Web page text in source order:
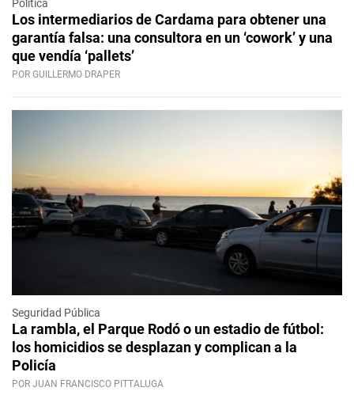
Política
Los intermediarios de Cardama para obtener una
garantía falsa: una consultora en un ‘cowork’ y una
que vendía ‘pallets’
POR GUILLERMO DRAPER
Seguridad Pública
La rambla, el Parque Rodó o un estadio de fútbol:
los homicidios se desplazan y complican a la
Policía
POR JUAN FRANCISCO PITTALUGA